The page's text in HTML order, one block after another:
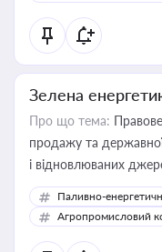
Зелена
Про що тема:
продажу та
і відновлюваних
Паливно-
Агропромисловий